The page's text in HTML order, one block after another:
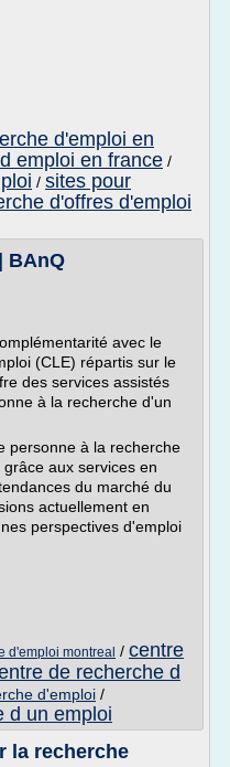
d'emploi en
emploi en france /
/ sites pour
d'offres d'emploi
BAnQ
avec le
(CLE) répartis sur le
des services assistés
à la recherche d'un
personne à la recherche
aux services en
du marché du
actuellement en
perspectives d'emploi
d'emploi montreal / centre
de recherche d
d'emploi /
d un emploi
la recherche